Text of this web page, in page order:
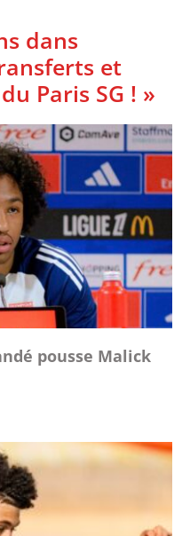
dans
et
Paris SG ! »
pousse Malick